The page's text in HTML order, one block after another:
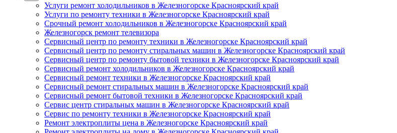
Услуги ремонт холодильников в Железногорске Красноярский край
Услуги по ремонту техники в Железногорске Красноярский край
Срочный ремонт холодильников в Железногорске Красноярский край
Железногорск ремонт телевизора
Сервисный центр по ремонту техники в Железногорске Красноярский край
Сервисный центр по ремонту стиральных машин в Железногорске Красноярский край
Сервисный центр по ремонту бытовой техники в Железногорске Красноярский край
Сервисный ремонт холодильников в Железногорске Красноярский край
Сервисный ремонт техники в Железногорске Красноярский край
Сервисный ремонт стиральных машин в Железногорске Красноярский край
Сервисный ремонт бытовой техники в Железногорске Красноярский край
Сервис центр стиральных машин в Железногорске Красноярский край
Сервис по ремонту техники в Железногорске Красноярский край
Ремонт электроплиты цена в Железногорске Красноярский край